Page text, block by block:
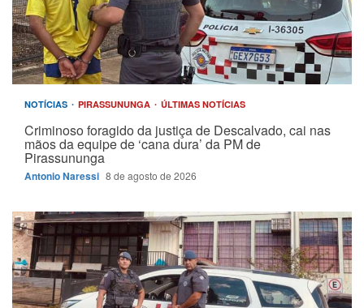
NOTÍCIAS PIRASSUNUNGA ÚLTIMAS NOTÍCIAS
Criminoso foragido da justiça de Descalvado, cai nas
mãos da equipe de ‘cana dura’ da PM de
Pirassununga
Antonio Naressi 8 de agosto de 2026